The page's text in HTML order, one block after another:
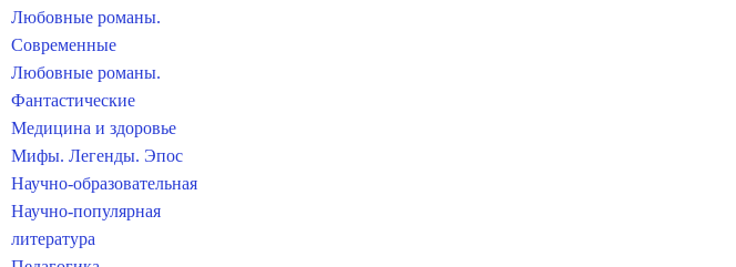
Любовные романы.
Современные
Любовные романы.
Фантастические
Медицина и здоровье
Мифы. Легенды. Эпос
Научно-образовательная
Научно-популярная
литература